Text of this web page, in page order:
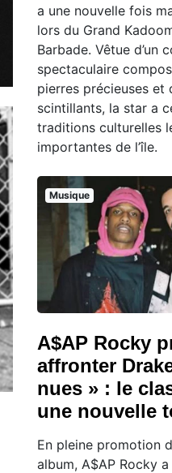
a une nouvelle fois
lors du Grand
Barbade. Vêtue d’un
spectaculaire
pierres précieuses et
scintillants, la star a
traditions culturelles
importantes de l’île.
Musique
A$AP Rocky
affronter
nues » : le
une nouvelle
En pleine promotion
album, A$AP Rocky